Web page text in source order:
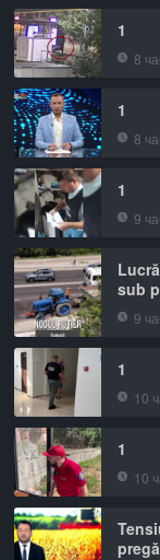
1
8
1
8
1
9
sub
9
1
10
1
10